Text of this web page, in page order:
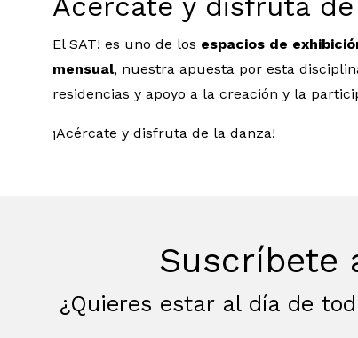
Acércate y disfruta
El SAT! es uno de los espacios de
mensual, nuestra apuesta por esta
residencias y apoyo a la creación y la
¡Acércate y disfruta de la danza!
Suscríbete
¿Quieres estar al día de